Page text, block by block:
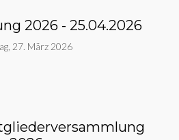
2026 - 25.04.2026
27. März 2026